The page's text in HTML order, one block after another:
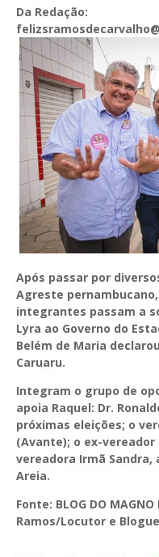
Da Redação:
Após passar por
Agreste
integrantes passam a
Lyra ao Governo do
Belém de Maria
Caruaru.
Integram o grupo de
apoia Raquel: Dr.
próximas eleições; o
(Avante); o ex-vereador
vereadora Irmã
Areia.
Fonte: BLOG DO
Ramos/Locutor e